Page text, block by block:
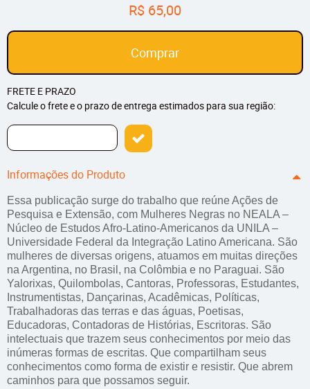
R$ 65,00
Comprar
FRETE E PRAZO
Calcule o frete e o prazo de entrega estimados para sua região:
Informações do Produto
Essa publicação surge do trabalho que reúne Ações de
Pesquisa e Extensão, com Mulheres Negras no NEALA –
Núcleo de Estudos Afro-Latino-Americanos da UNILA –
Universidade Federal da Integração Latino Americana. São
mulheres de diversas origens, atuamos em muitas direções
na Argentina, no Brasil, na Colômbia e no Paraguai. São
Yalorixas, Quilombolas, Cantoras, Professoras, Estudantes,
Instrumentistas, Dançarinas, Acadêmicas, Políticas,
Trabalhadoras das terras e das águas, Poetisas,
Educadoras, Contadoras de Histórias, Escritoras. São
intelectuais que trazem seus conhecimentos por meio das
inúmeras formas de escritas. Que compartilham seus
conhecimentos como forma de existir e resistir. Que abrem
caminhos para que possamos seguir.